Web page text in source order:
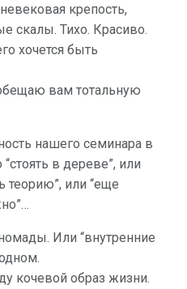
крепость,
скалы. Тихо. Красиво.
хочется быть
вам тотальную
нашего семинара в
в дереве”, или
теорию”, или “еще
Или “внутренние
кочевой образ жизни.